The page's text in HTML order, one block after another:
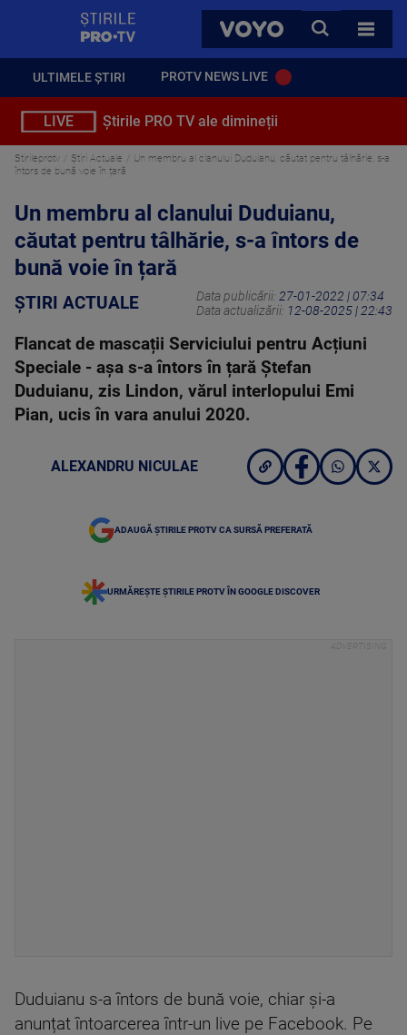
VOYO
CAUTA
TOATE
ULTIMELE ȘTIRI PROTV NEWS LIVE
LIVE Știrile PRO TV ale dimineții
Stirileprotv Știri Actuale
Un membru al clanului Duduianu, căutat pentru tâlhărie, s-a
întors de bună voie în țară
Un membru al clanului Duduianu,
căutat pentru tâlhărie, s-a întors de
bună voie în țară
ȘTIRI ACTUALE Data publicării: 27-01-2022 | 07:34
Data actualizării: 12-08-2025 | 22:43
Flancat de mascații Serviciului pentru Acțiuni
Speciale - așa s-a întors în țară Ștefan
Duduianu, zis Lindon, vărul interlopului Emi
Pian, ucis în vara anului 2020.
ALEXANDRU NICULAE
ADAUGĂ ȘTIRILE PROTV CA SURSĂ PREFERATĂ
URMĂREȘTE ȘTIRILE PROTV ÎN GOOGLE DISCOVER
Duduianu s-a întors de bună voie, chiar și-a
anunțat întoarcerea într-un live pe Facebook. Pe